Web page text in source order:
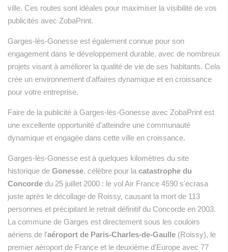
ville. Ces routes sont idéales pour maximiser la visibilité de vos
publicités avec ZobaPrint.
Garges-lès-Gonesse est également connue pour son
engagement dans le développement durable, avec de nombreux
projets visant à améliorer la qualité de vie de ses habitants. Cela
crée un environnement d'affaires dynamique et en croissance
pour votre entreprise.
Faire de la publicité à Garges-lès-Gonesse avec ZobaPrint est
une excellente opportunité d'atteindre une communauté
dynamique et engagée dans cette ville en croissance.
Garges-lès-Gonesse est à quelques kilomètres du site
historique de Gonesse, célèbre pour la catastrophe du
Concorde du 25 juillet 2000 : le vol Air France 4590 s'écrasa
juste après le décollage de Roissy, causant la mort de 113
personnes et précipitant le retrait définitif du Concorde en 2003.
La commune de Garges est directement sous les couloirs
aériens de l'aéroport de Paris-Charles-de-Gaulle (Roissy), le
premier aéroport de France et le deuxième d'Europe avec 77